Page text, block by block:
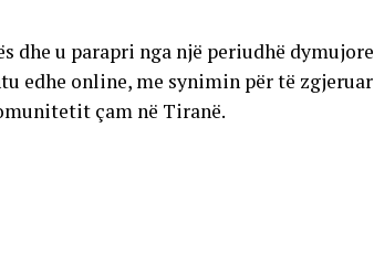
dhe u parapri nga një periudhë dymujore
edhe online, me synimin për të zgjeruar
çam në Tiranë.